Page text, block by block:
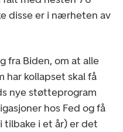
disse er i nærheten av
fra Biden, om at alle
har kollapset skal få
nye støtteprogram
hos Fed og få
tilbake i et år) er det